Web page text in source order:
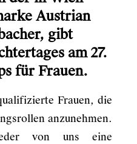
Austrian
gibt
am 27.
für Frauen.
Frauen, die
anzunehmen.
von uns eine